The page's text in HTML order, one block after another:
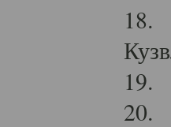
18.
19.
20.